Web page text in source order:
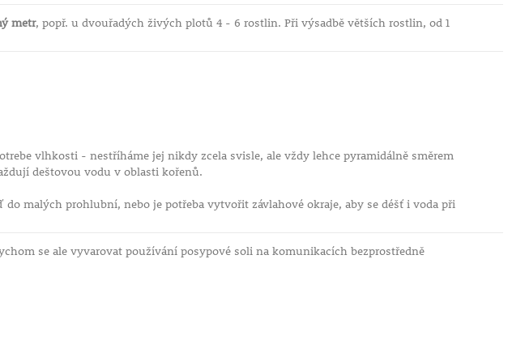
metr, popř. u dvouřadých živých plotů 4 - 6 rostlin. Při výsadbě větších rostlin, od 1
vlhkosti - nestříháme jej nikdy zcela svisle, ale vždy lehce pyramidálně směrem
deštovou vodu v oblasti kořenů.
malých prohlubní, nebo je potřeba vytvořit závlahové okraje, aby se déšť i voda při
se ale vyvarovat používání posypové soli na komunikacích bezprostředně